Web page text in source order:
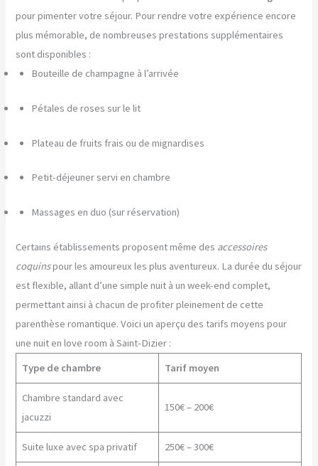
pour pimenter votre séjour. Pour rendre votre expérience encore
plus mémorable, de nombreuses prestations supplémentaires
sont disponibles :
Bouteille de champagne à l’arrivée
Pétales de roses sur le lit
Plateau de fruits frais ou de mignardises
Petit-déjeuner servi en chambre
Massages en duo (sur réservation)
Certains établissements proposent même des accessoires
coquinspour les amoureux les plus aventureux. La durée du séjour
est flexible, allant d’une simple nuit à un week-end complet,
permettant ainsi à chacun de profiter pleinement de cette
parenthèse romantique. Voici un aperçu des tarifs moyens pour
une nuit en love room à Saint-Dizier :
Type de chambre
Tarif moyen
Chambre standard avec
jacuzzi
150€ – 200€
Suite luxe avec spa privatif 250€ – 300€